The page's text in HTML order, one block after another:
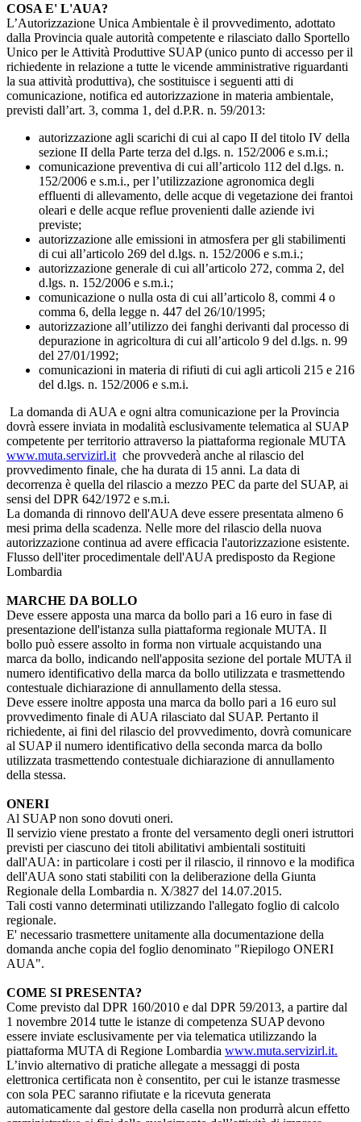
COSA E' L'AUA?
L’Autorizzazione Unica Ambientale è il provvedimento, adottato
dalla Provincia quale autorità competente e rilasciato dallo Sportello
Unico per le Attività Produttive SUAP (unico punto di accesso per il
richiedente in relazione a tutte le vicende amministrative riguardanti
la sua attività produttiva), che sostituisce i seguenti atti di
comunicazione, notifica ed autorizzazione in materia ambientale,
previsti dall’art. 3, comma 1, del d.P.R. n. 59/2013:
autorizzazione agli scarichi di cui al capo II del titolo IV della
sezione II della Parte terza del d.lgs. n. 152/2006 e s.m.i.;
comunicazione preventiva di cui all’articolo 112 del d.lgs. n.
152/2006 e s.m.i., per l’utilizzazione agronomica degli
effluenti di allevamento, delle acque di vegetazione dei frantoi
oleari e delle acque reflue provenienti dalle aziende ivi
previste;
autorizzazione alle emissioni in atmosfera per gli stabilimenti
di cui all’articolo 269 del d.lgs. n. 152/2006 e s.m.i.;
autorizzazione generale di cui all’articolo 272, comma 2, del
d.lgs. n. 152/2006 e s.m.i.;
comunicazione o nulla osta di cui all’articolo 8, commi 4 o
comma 6, della legge n. 447 del 26/10/1995;
autorizzazione all’utilizzo dei fanghi derivanti dal processo di
depurazione in agricoltura di cui all’articolo 9 del d.lgs. n. 99
del 27/01/1992;
comunicazioni in materia di rifiuti di cui agli articoli 215 e 216
del d.lgs. n. 152/2006 e s.m.i.
La domanda di AUA e ogni altra comunicazione per la Provincia
dovrà essere inviata in modalità esclusivamente telematica al SUAP
competente per territorio attraverso la piattaforma regionale MUTA
www.muta.servizirl.it che provvederà anche al rilascio del
provvedimento finale, che ha durata di 15 anni. La data di
decorrenza è quella del rilascio a mezzo PEC da parte del SUAP, ai
sensi del DPR 642/1972 e s.m.i.
La domanda di rinnovo dell'AUA deve essere presentata almeno 6
mesi prima della scadenza. Nelle more del rilascio della nuova
autorizzazione continua ad avere efficacia l'autorizzazione esistente.
Flusso dell'iter procedimentale dell'AUA predisposto da Regione
Lombardia
MARCHE DA BOLLO
Deve essere apposta una marca da bollo pari a 16 euro in fase di
presentazione dell'istanza sulla piattaforma regionale MUTA. Il
bollo può essere assolto in forma non virtuale acquistando una
marca da bollo, indicando nell'apposita sezione del portale MUTA il
numero identificativo della marca da bollo utilizzata e trasmettendo
contestuale dichiarazione di annullamento della stessa.
Deve essere inoltre apposta una marca da bollo pari a 16 euro sul
provvedimento finale di AUA rilasciato dal SUAP. Pertanto il
richiedente, ai fini del rilascio del provvedimento, dovrà comunicare
al SUAP il numero identificativo della seconda marca da bollo
utilizzata trasmettendo contestuale dichiarazione di annullamento
della stessa.
ONERI
Al SUAP non sono dovuti oneri.
Il servizio viene prestato a fronte del versamento degli oneri istruttori
previsti per ciascuno dei titoli abilitativi ambientali sostituiti
dall'AUA: in particolare i costi per il rilascio, il rinnovo e la modifica
dell'AUA sono stati stabiliti con la deliberazione della Giunta
Regionale della Lombardia n. X/3827 del 14.07.2015.
Tali costi vanno determinati utilizzando l'allegato foglio di calcolo
regionale.
E' necessario trasmettere unitamente alla documentazione della
domanda anche copia del foglio denominato "Riepilogo ONERI
AUA".
COME SI PRESENTA?
Come previsto dal DPR 160/2010 e dal DPR 59/2013, a partire dal
1 novembre 2014 tutte le istanze di competenza SUAP devono
essere inviate esclusivamente per via telematica utilizzando la
piattaforma MUTA di Regione Lombardia www.muta.servizirl.it.
L’invio alternativo di pratiche allegate a messaggi di posta
elettronica certificata non è consentito, per cui le istanze trasmesse
con sola PEC saranno rifiutate e la ricevuta generata
automaticamente dal gestore della casella non produrrà alcun effetto